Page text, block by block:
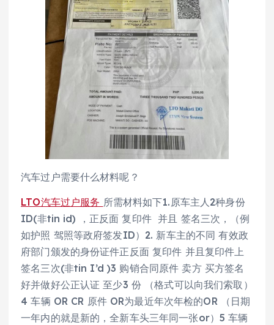
汽车过户需要什么材料呢？
LTO汽车过户服务 所需材料如下1.原车主人2种身份
ID(非tin id) ，正反面 复印件 并且 签名三次，（例
如护照 驾照等政府签发ID）2. 新车主的不同 有效政
府部门颁发的身份证件正反面 复印件 并且复印件上
签名三次(非tin I’d )3 购销合同原件 卖方 买方签名
好并做好公正认证 至少3 份 （格式可以向我们索取）
4 车辆 OR CR 原件 OR为最近年次年检的OR （日期
一年内的就是新的，全新车头三年同一张or）5 车辆